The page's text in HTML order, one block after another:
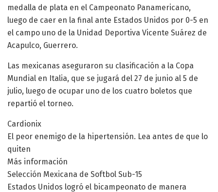
medalla de plata en el Campeonato Panamericano,
luego de caer en la final ante Estados Unidos por 0-5 en
el campo uno de la Unidad Deportiva Vicente Suárez de
Acapulco, Guerrero.
Las mexicanas aseguraron su clasificación a la Copa
Mundial en Italia, que se jugará del 27 de junio al 5 de
julio, luego de ocupar uno de los cuatro boletos que
repartió el torneo.
Cardionix
El peor enemigo de la hipertensión. Lea antes de que lo
quiten
Más información
Selección Mexicana de Softbol Sub-15
Estados Unidos logró el bicampeonato de manera